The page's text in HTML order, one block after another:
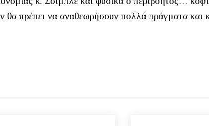
θα πρέπει να αναθεωρήσουν πολλά πράγματα και